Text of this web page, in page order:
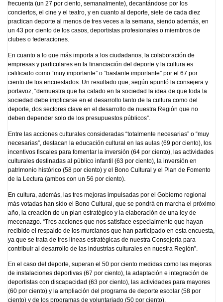
frecuenta (un 27 por ciento, semanalmente), decantándose por los
conciertos, el cine y el teatro, y en cuanto al deporte, siete de cada diez
practican deporte al menos de tres veces a la semana, siendo además, en
un 43 por ciento de los casos, deportistas profesionales o miembros de
clubes o federaciones.
En cuanto a lo que más importa a los ciudadanos, la colaboración de
empresas y particulares en la financiación del deporte y la cultura es
calificado como “muy importante” o “bastante importante” por el 67 por
ciento de los encuestados. Un resultado que, según apuntó la consejera y
portavoz, “demuestra que ha calado en la sociedad la idea de que toda la
sociedad debe implicarse en el desarrollo tanto de la cultura como del
deporte, dos sectores clave en el desarrollo de nuestra Región que no
deben depender solo de los presupuestos públicos”.
Entre las acciones culturales consideradas “totalmente necesarias” o “muy
necesarias”, destacan la educación cultural en las aulas (69 por ciento), los
incentivos fiscales para fomentar la inversión (64 por ciento), las actividades
culturales destinadas al público infantil (63 por ciento), la inversión en
patrimonio histórico (58 por ciento) y el Bono Cultural y el Plan de Fomento
de la Lectura (ambos con un 56 por ciento).
En cultura, además, las tres mejoras impulsadas por el Gobierno regional
más votadas han sido el Bono Cultural, que se pondrá en marcha el próximo
año, la creación de un plan estratégico y la elaboración de una ley de
mecenazgo. “Tres acciones que nos satisface especialmente que hayan
recibido el respaldo de los murcianos que han participado en esta encuesta,
ya que se trata de tres líneas estratégicas de nuestra Consejería para
contribuir al desarrollo de las industrias culturales en nuestra Región”.
En el caso del deporte, superan el 50 por ciento medidas como las mejoras
de instalaciones deportivas (67 por ciento), la adaptación e integración de
deportistas con discapacidad (63 por ciento), las actividades para mayores
(60 por ciento) y la ampliación del programa de deporte escolar (58 por
ciento) y de los programas de voluntariado (50 por ciento).